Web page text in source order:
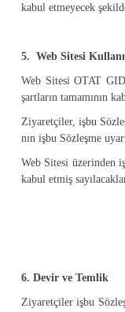
kabul etmeyecek
5. Web Sitesi
Web Sitesi OTAT
şartların tamamının
Ziyaretçiler, işbu
nın işbu Sözleşme
Web Sitesi üzerinden
kabul etmiş
6. Devir ve Temlik
Ziyaretçiler işbu